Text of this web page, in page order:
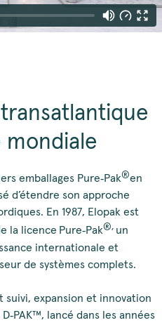
mondiale
emballages Pure‑Pak®en
d’étendre son approche
En 1987, Elopak est
la licence Pure‑Pak®, un
internationale et
de systèmes complets.
suivi, expansion et innovation
lancé dans les années